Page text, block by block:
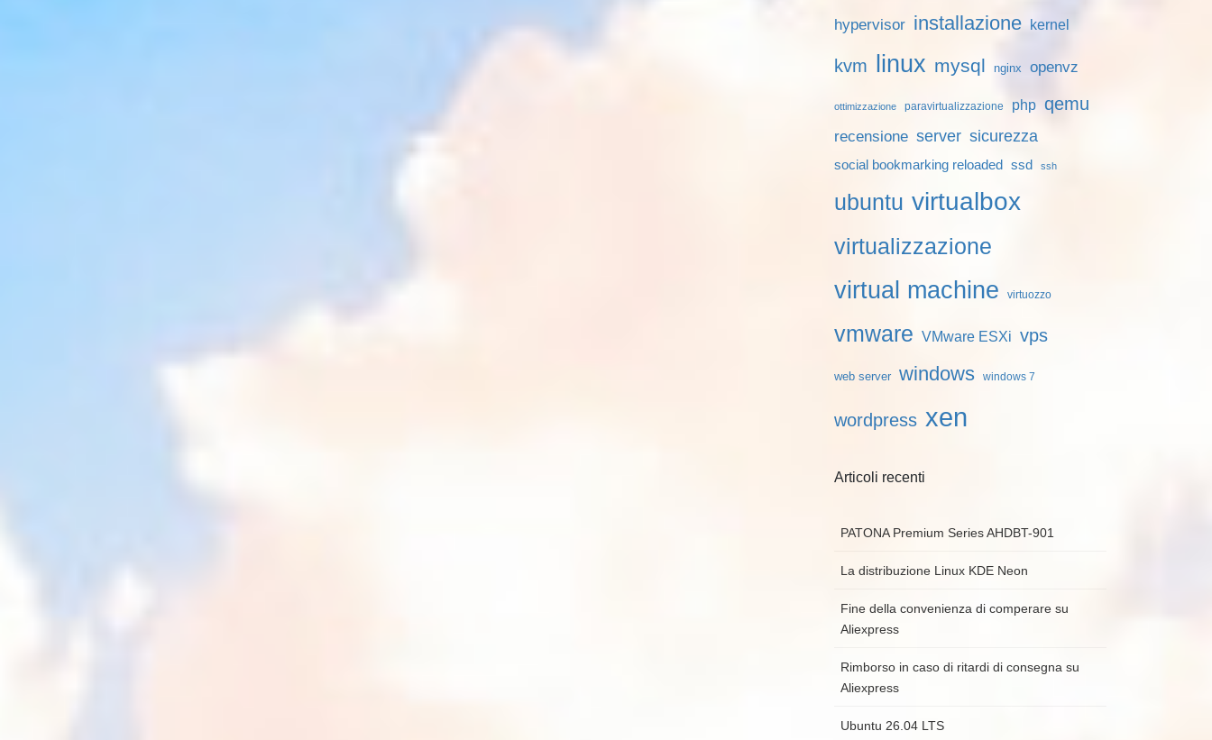
hypervisor installazione kernel
kvm linux mysql nginx openvz
ottimizzazione paravirtualizzazione php qemu
recensione server sicurezza
social bookmarking reloaded ssd ssh
ubuntu virtualbox
virtualizzazione
virtual machine virtuozzo
vmware VMware ESXi vps
web server windows windows 7
wordpress xen
Articoli recenti
PATONA Premium Series AHDBT-901
La distribuzione Linux KDE Neon
Fine della convenienza di comperare su
Aliexpress
Rimborso in caso di ritardi di consegna su
Aliexpress
Ubuntu 26.04 LTS